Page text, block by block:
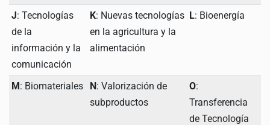
J: Tecnologías
de la
información y la
comunicación
K: Nuevas tecnologías
en la agricultura y la
alimentación
L: Bioenergía
M: Biomateriales N: Valorización de
subproductos
O:
Transferencia
de Tecnología